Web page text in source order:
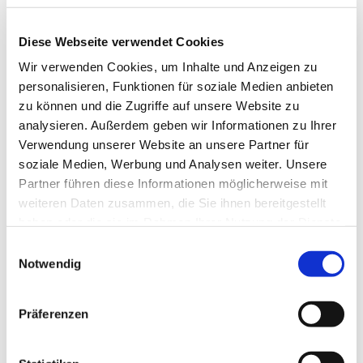
Diese Webseite verwendet Cookies
Wir verwenden Cookies, um Inhalte und Anzeigen zu
personalisieren, Funktionen für soziale Medien anbieten
zu können und die Zugriffe auf unsere Website zu
analysieren. Außerdem geben wir Informationen zu Ihrer
Verwendung unserer Website an unsere Partner für
soziale Medien, Werbung und Analysen weiter. Unsere
Partner führen diese Informationen möglicherweise mit
weiteren Daten zusammen, die Sie ihnen bereitgestellt
Notwendig
Präferenzen
Kirchen, in denen kaum noch Gottesdienste
am besten angepasst an die jeweilige
städtebauliche, örtliche Umgebung. Wir haben in
unserem Kirchenkreis gute, zukunftsorientierte
Beispiele für Nutzungsänderungen, jeweils gut
angepasst an den Bedarf vor Ort.
Der dritte Punkt unseres Themas:
wir das eigentlich? Hier spielen Begriffe mit, die
heute leider nicht mehr so häufig benutzt werden:
Nächstenliebe und Barmherzigkeit. Der Auftrag
ergibt sich direkt aus dem 1. Gebot: